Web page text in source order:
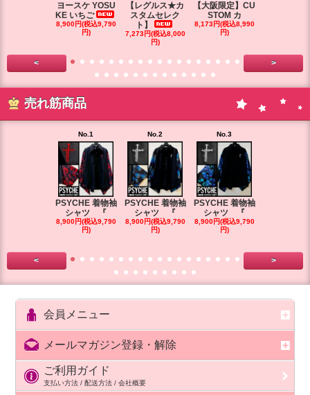
ヨースケ YOSU
KE いちご
8,900円(税込9,790
円)
【レグルス★カ
スタムセレク
ト】
7,273円(税込8,000
円)
【大阪限定】CU
STOM カ
8,173円(税込8,990
円)
< >
売れ筋商品
No.1
PSYCHE 着物袖
シャツ 『
8,900円(税込9,790
円)
No.2
PSYCHE 着物袖
シャツ 『
8,900円(税込9,790
円)
No.3
PSYCHE 着物袖
シャツ 『
8,900円(税込9,790
円)
< >
会員メニュー
メールマガジン登録・解除
ご利用ガイド
支払い方法 / 配送方法 / 会社概要